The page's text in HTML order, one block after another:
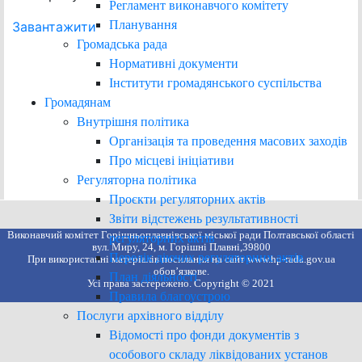
Регламент виконавчого комітету
Планування
Громадська рада
Нормативні документи
Інститути громадянського суспільства
Громадянам
Внутрішня політика
Організація та проведення масових заходів
Про місцеві ініціативи
Регуляторна політика
Проєкти регуляторних актів
Звіти відстежень результативності
регуляторних актів
Перелік діючих регуляторних актів
План діяльності
Правила благоустрою
Послуги архівного відділу
Відомості про фонди документів з
особового складу ліквідованих установ
Завантажити
Виконавчий комітет Горішньоплавнівської міської ради Полтавської області
вул. Миру, 24, м. Горішні Плавні,39800
При використанні матеріалів посилання на сайт www.hp-rada.gov.ua
обов’язкове.
Усі права застережено. Copyright © 2021